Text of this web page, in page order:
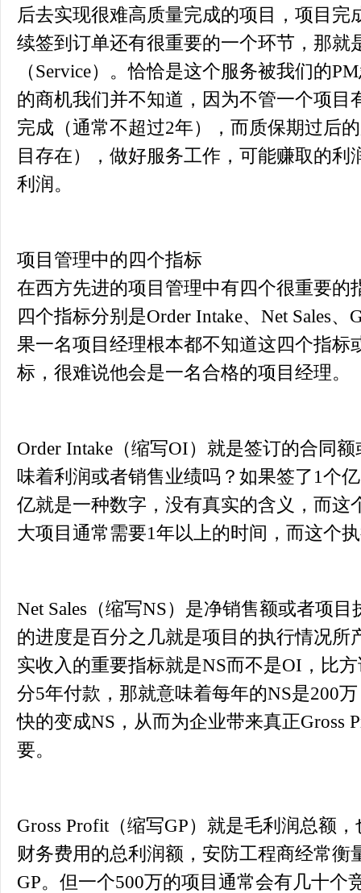
后去实现很难高质量完成的项目，项目完
续签到订单还有很重要的一个环节，那就
（Service）。恰恰是这个服务被我们的
的商机我们并不知道，因为不管一个项目
完成（通常不超过2年），而质保期过后
目存在），做好服务工作，可能赚取的
利润。
项目管理中的四个指标
在西方先进的项目管理中有四个很重要的
四个指标分别是Order Intake、Net Sales、
果一名项目经理根本都不知道这四个指标
标，很难说他会是一名合格的项目经理。
Order Intake（缩写OI）就是签订的合同
味着利润或者销售业绩吗？如果签了1个
亿就是一种数字，没有真实的含义，而这
大项目通常需要1年以上的时间，而这个
Net Sales（缩写NS）是净销售额或者项
的进度是百分之几就是项目的执行情况所
实收入的重要指标就是NS而不是OI，比
分5年付款，那就意味着每年的NS是200
快的变成NS，从而为企业带来真正Gross
要。
Gross Profit（缩写GP）就是毛利润总额
财务费用的总利润额，安防工程商经常衡
GP。但一个500万的项目通常会有几十个